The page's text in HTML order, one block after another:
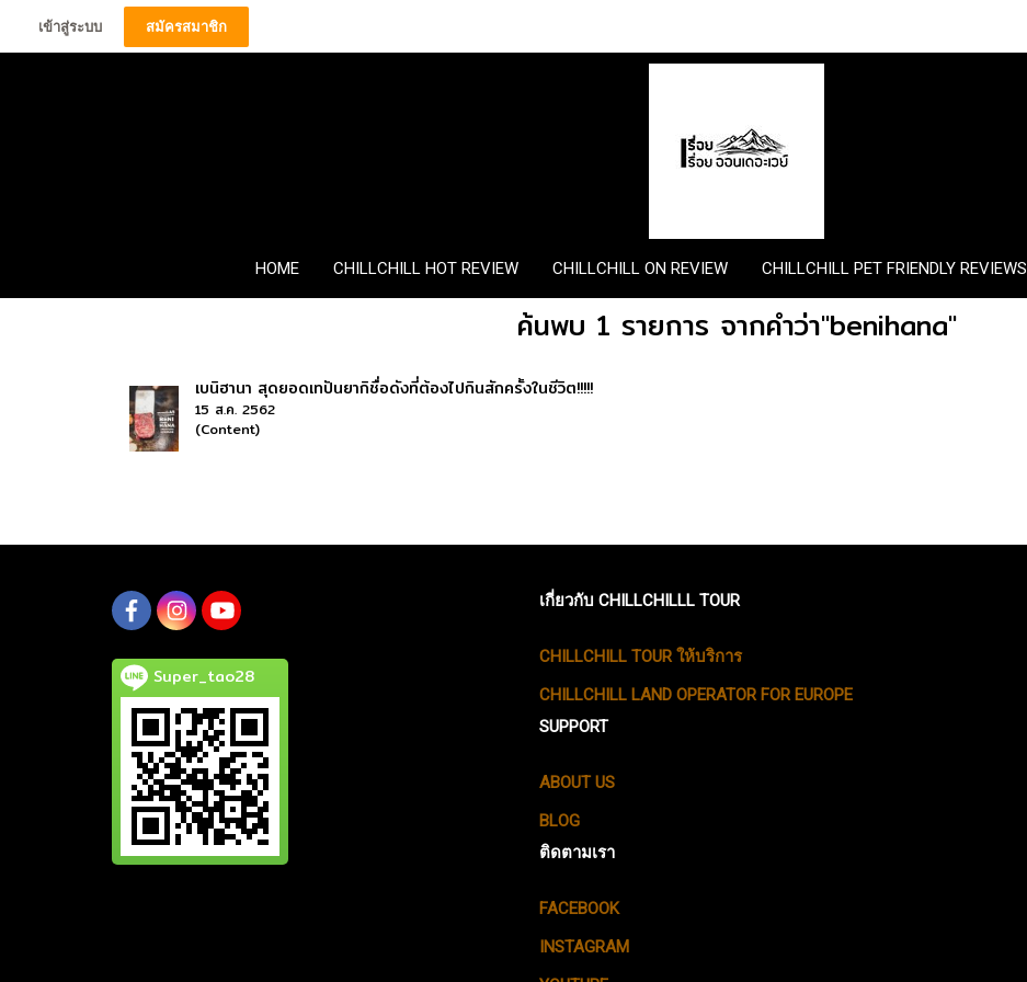
เข้าสู่ระบบ สมัครสมาชิก
HOME CHILLCHILL HOT REVIEW CHILLCHILL ON REVIEW CHILLCHILL PET FRIENDLY REVIEWS
ค้นพบ 1 รายการ จากคำว่า"benihana"
เบนิฮานา สุดยอดเทปันยากิชื่อดังที่ต้องไปกินสักครั้งในชีวิต!!!!!
15 ส.ค. 2562
(Content)
Super_tao28
เกี่ยวกับ CHILLCHILLL TOUR
CHILLCHILL TOUR ให้บริการ
CHILLCHILL LAND OPERATOR FOR EUROPE
SUPPORT
ABOUT US
BLOG
ติดตามเรา
FACEBOOK
INSTAGRAM